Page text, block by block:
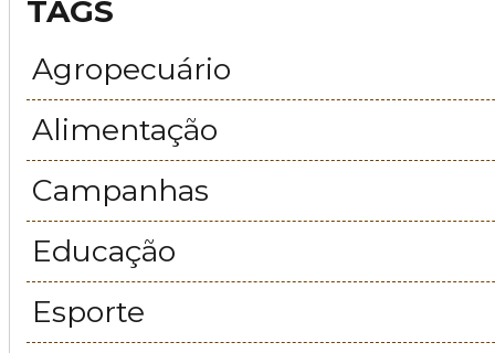
TAGS
Agropecuário
Alimentação
Campanhas
Educação
Esporte